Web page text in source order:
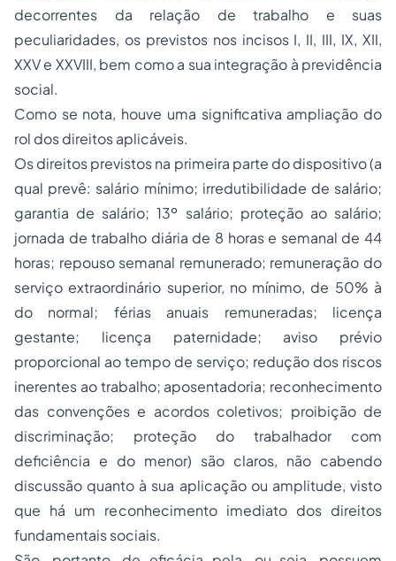
decorrentes da relação de trabalho e suas
peculiaridades, os previstos nos incisos I, II, III, IX, XII,
XXV e XXVIII, bem como a sua integração à previdência
social.
Como se nota, houve uma significativa ampliação do
rol dos direitos aplicáveis.
Os direitos previstos na primeira parte do dispositivo (a
qual prevê: salário mínimo; irredutibilidade de salário;
garantia de salário; 13º salário; proteção ao salário;
jornada de trabalho diária de 8 horas e semanal de 44
horas; repouso semanal remunerado; remuneração do
serviço extraordinário superior, no mínimo, de 50% à
do normal; férias anuais remuneradas; licença
gestante; licença paternidade; aviso prévio
proporcional ao tempo de serviço; redução dos riscos
inerentes ao trabalho; aposentadoria; reconhecimento
das convenções e acordos coletivos; proibição de
discriminação; proteção do trabalhador com
deficiência e do menor) são claros, não cabendo
discussão quanto à sua aplicação ou amplitude, visto
que há um reconhecimento imediato dos direitos
fundamentais sociais.